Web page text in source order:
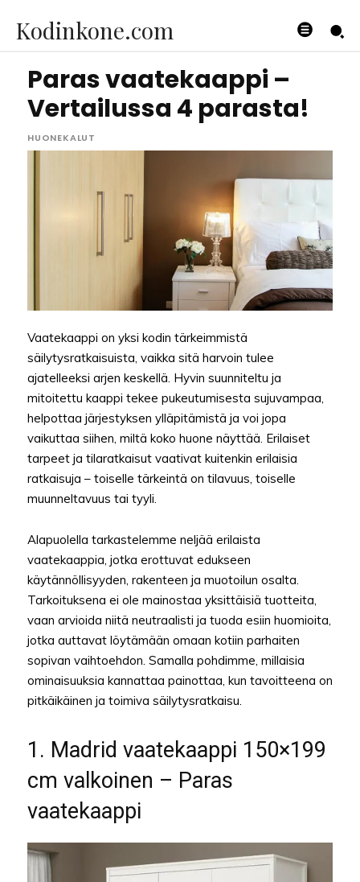
Kodinkone.com
Paras vaatekaappi –
Vertailussa 4 parasta!
HUONEKALUT
Vaatekaappi on yksi kodin tärkeimmistä
säilytysratkaisuista, vaikka sitä harvoin tulee
ajatelleeksi arjen keskellä. Hyvin suunniteltu ja
mitoitettu kaappi tekee pukeutumisesta sujuvampaa,
helpottaa järjestyksen ylläpitämistä ja voi jopa
vaikuttaa siihen, miltä koko huone näyttää. Erilaiset
tarpeet ja tilaratkaisut vaativat kuitenkin erilaisia
ratkaisuja – toiselle tärkeintä on tilavuus, toiselle
muunneltavuus tai tyyli.
Alapuolella tarkastelemme neljää erilaista
vaatekaappia, jotka erottuvat edukseen
käytännöllisyyden, rakenteen ja muotoilun osalta.
Tarkoituksena ei ole mainostaa yksittäisiä tuotteita,
vaan arvioida niitä neutraalisti ja tuoda esiin huomioita,
jotka auttavat löytämään omaan kotiin parhaiten
sopivan vaihtoehdon. Samalla pohdimme, millaisia
ominaisuuksia kannattaa painottaa, kun tavoitteena on
pitkäikäinen ja toimiva säilytysratkaisu.
1. Madrid vaatekaappi 150×199
cm valkoinen – Paras
vaatekaappi